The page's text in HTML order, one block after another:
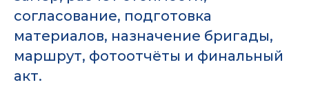
согласование, подготовка
материалов, назначение бригады,
маршрут, фотоотчёты и финальный
акт.